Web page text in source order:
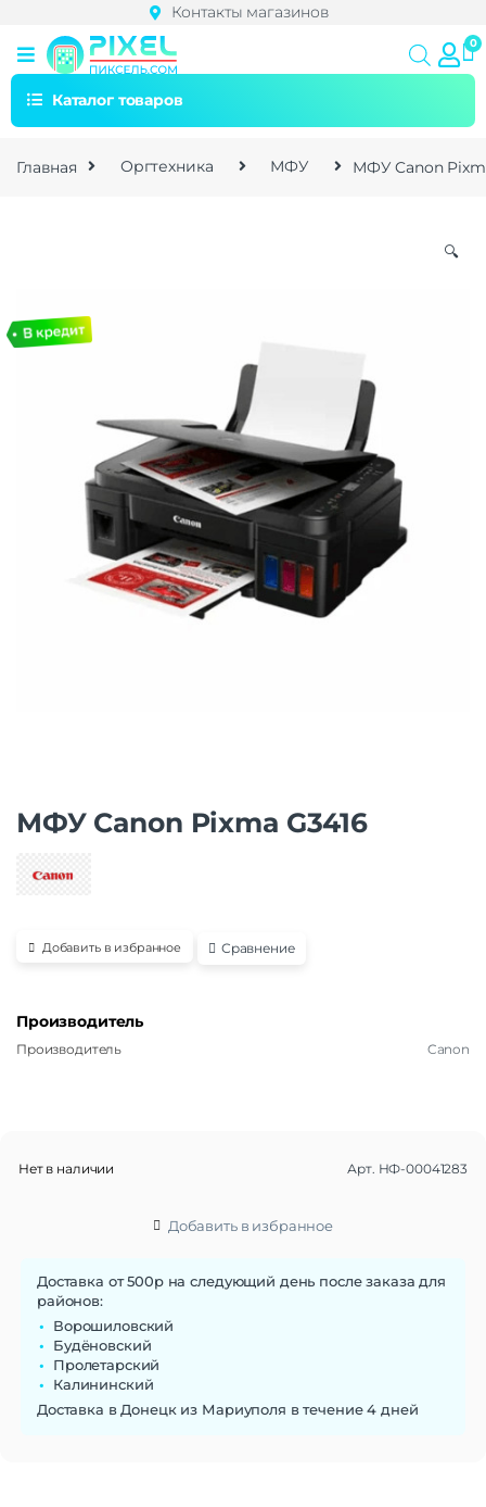
Контакты магазинов
Каталог товаров
Главная Оргтехника МФУ МФУ Canon
🔍
МФУ Canon Pixma G3416
Добавить в избранное Сравнение
Производитель
Производитель Canon
Нет в наличии Арт. НФ-00041283
Добавить в избранное
Доставка от 500р на следующий день после заказа для
районов:
Ворошиловский
Будёновский
Пролетарский
Калининский
Доставка в Донецк из Мариуполя в течение 4 дней